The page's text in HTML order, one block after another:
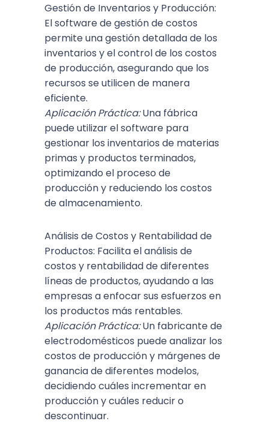
Gestión de Inventarios y Producción:
El software de gestión de costos
permite una gestión detallada de los
inventarios y el control de los costos
de producción, asegurando que los
recursos se utilicen de manera
eficiente.
Aplicación Práctica:Una fábrica
puede utilizar el software para
gestionar los inventarios de materias
primas y productos terminados,
optimizando el proceso de
producción y reduciendo los costos
de almacenamiento.
Análisis de Costos y Rentabilidad de
Productos: Facilita el análisis de
costos y rentabilidad de diferentes
líneas de productos, ayudando a las
empresas a enfocar sus esfuerzos en
los productos más rentables.
Aplicación Práctica:Un fabricante de
electrodomésticos puede analizar los
costos de producción y márgenes de
ganancia de diferentes modelos,
decidiendo cuáles incrementar en
producción y cuáles reducir o
descontinuar.